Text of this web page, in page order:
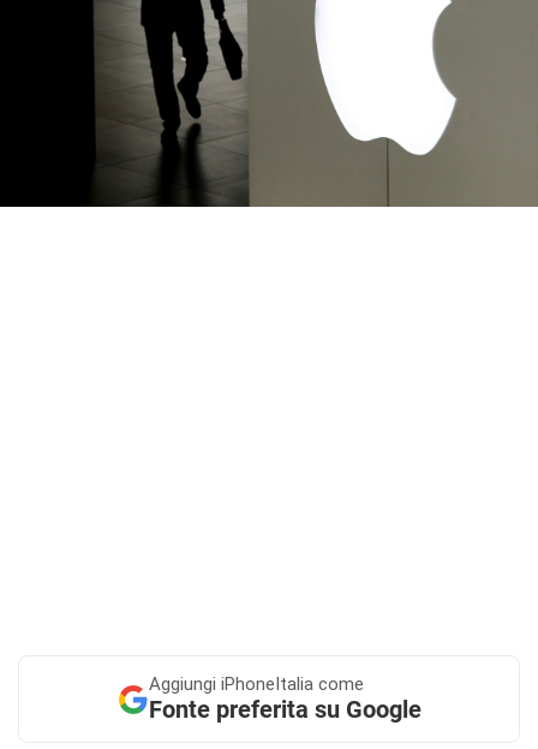
Aggiungi iPhoneItalia come
Fonte preferita su Google